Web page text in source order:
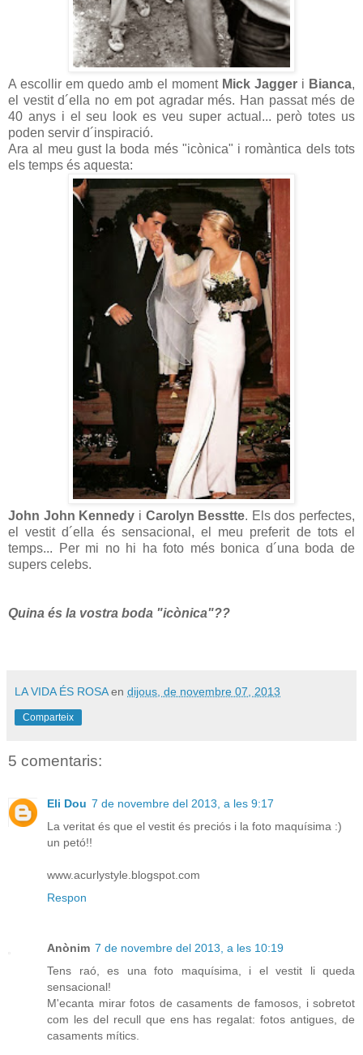
A escollir em quedo amb el moment Mick Jagger i Bianca,
el vestit d´ella no em pot agradar més. Han passat més de
40 anys i el seu look es veu super actual... però totes us
poden servir d´inspiració.
Ara al meu gust la boda més "icònica" i romàntica dels tots
els temps és aquesta:
John John Kennedy i Carolyn Besstte. Els dos perfectes,
el vestit d´ella és sensacional, el meu preferit de tots el
temps... Per mi no hi ha foto més bonica d´una boda de
supers celebs.
Quina és la vostra boda "icònica"??
LA VIDA ÉS ROSA en dijous, de novembre 07, 2013
Comparteix
5 comentaris:
Eli Dou 7 de novembre del 2013, a les 9:17
La veritat és que el vestit és preciós i la foto maquísima :)
un petó!!
www.acurlystyle.blogspot.com
Respon
Anònim 7 de novembre del 2013, a les 10:19
Tens raó, es una foto maquísima, i el vestit li queda
sensacional!
M'ecanta mirar fotos de casaments de famosos, i sobretot
com les del recull que ens has regalat: fotos antigues, de
casaments mítics.